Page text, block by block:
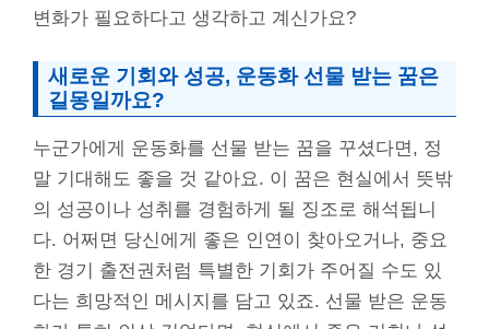
변화가 필요하다고 생각하고 계신가요?
새로운 기회와 성공, 운동화 선물 받는 꿈은
길몽일까요?
누군가에게 운동화를 선물 받는 꿈을 꾸셨다면, 정
말 기대해도 좋을 것 같아요. 이 꿈은 현실에서 뜻밖
의 성공이나 성취를 경험하게 될 징조로 해석됩니
다. 어쩌면 당신에게 좋은 인연이 찾아오거나, 중요
한 경기 출전권처럼 특별한 기회가 주어질 수도 있
다는 희망적인 메시지를 담고 있죠. 선물 받은 운동